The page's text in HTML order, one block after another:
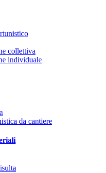
collettiva
individuale
da cantiere